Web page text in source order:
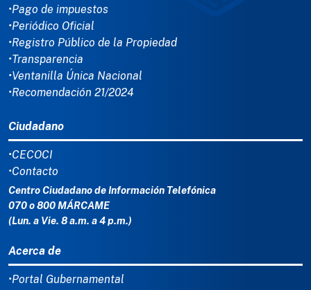
•Pago de impuestos
•Periódico Oficial
•Registro Público de la Propiedad
•Transparencia
•Ventanilla Única Nacional
•Recomendación 21/2024
Ciudadano
•CECOCI
•Contacto
Centro Ciudadano de Información Telefónica
070 o 800 MÁRCAME
(Lun. a Vie. 8 a.m. a 4 p.m.)
Acerca de
•Portal Gubernamental